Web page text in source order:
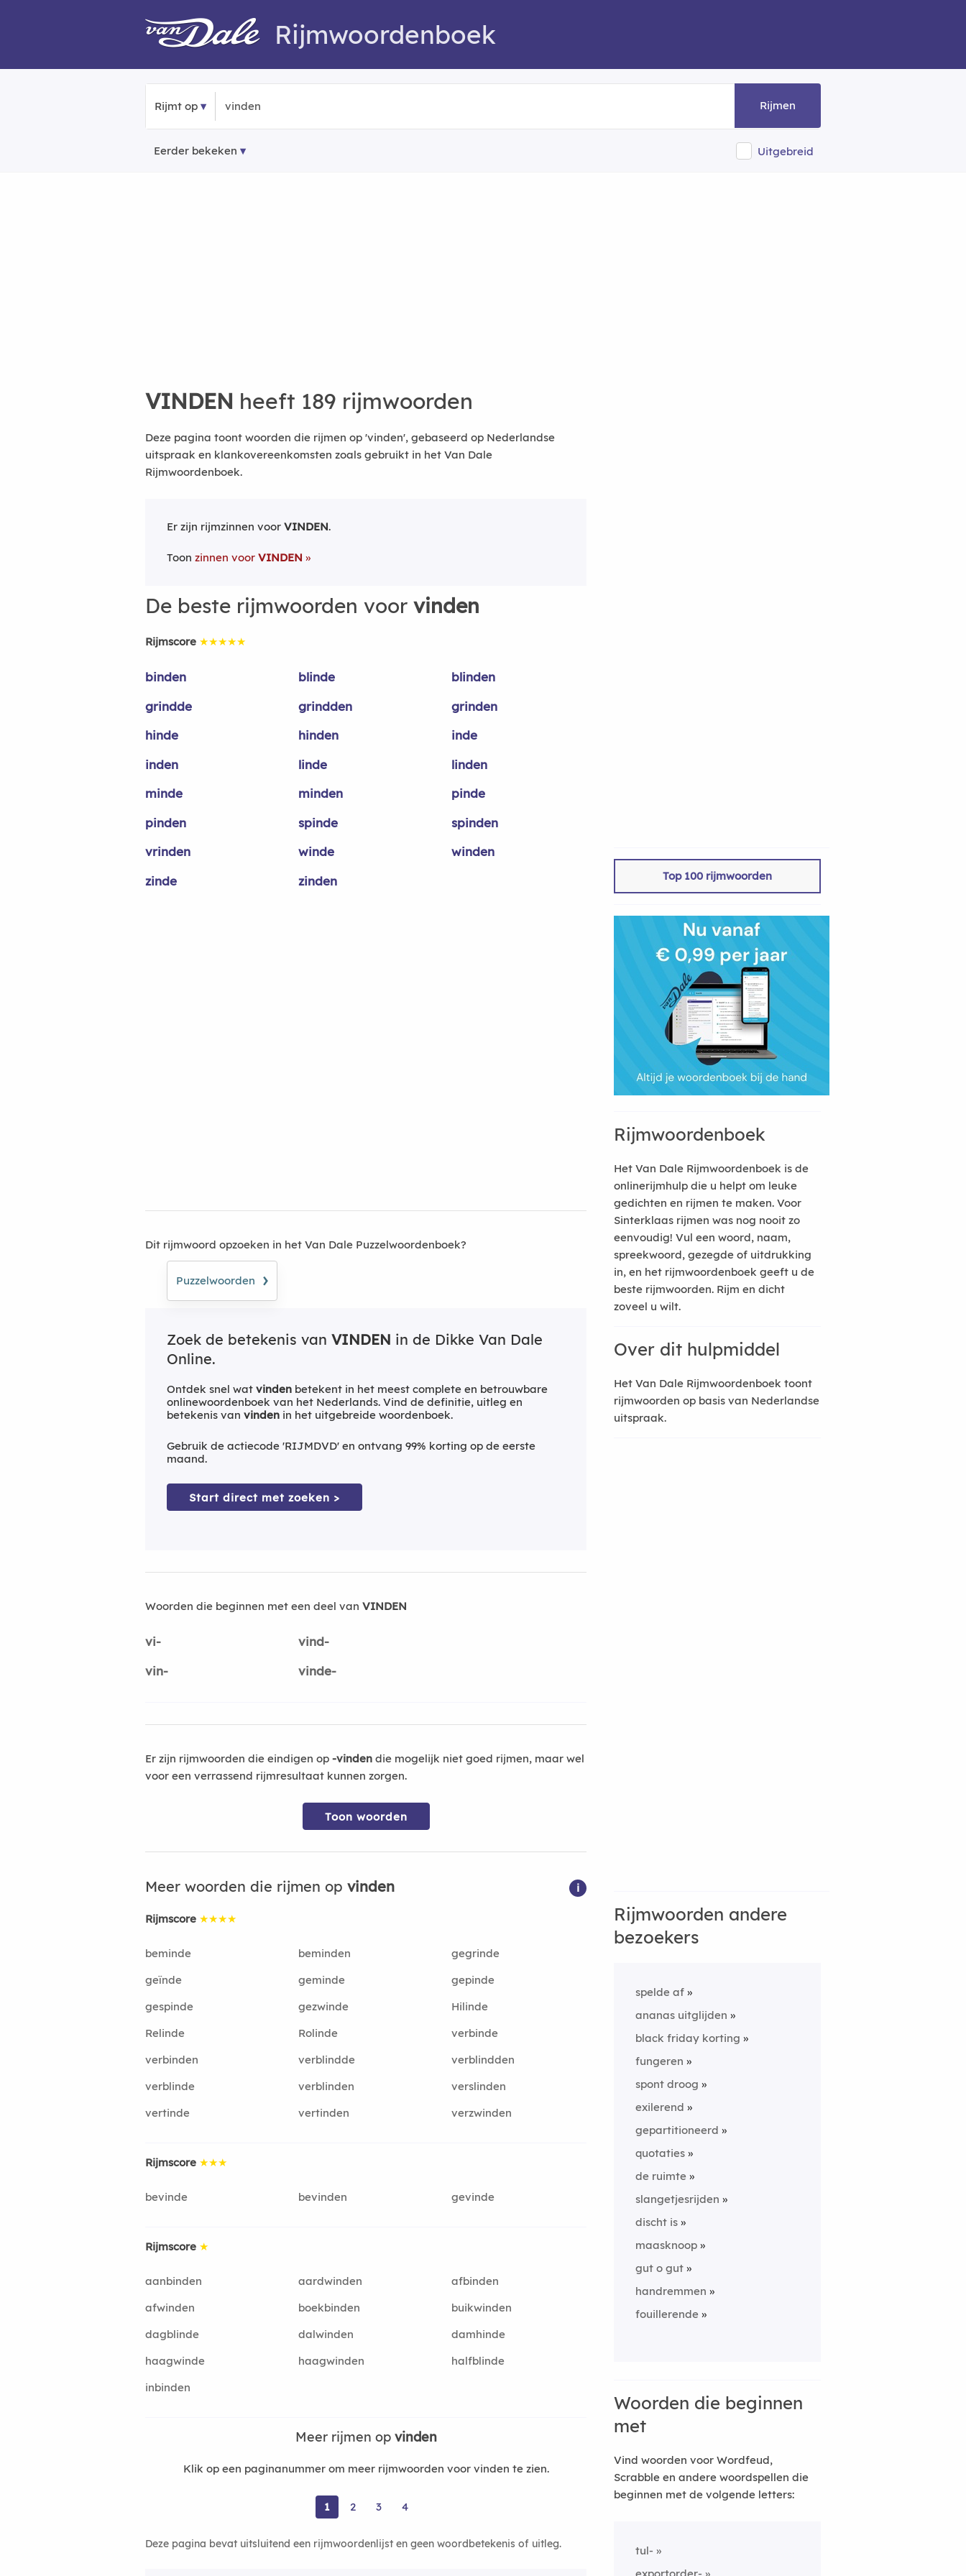
Rijmwoordenboek
Rijmt op Rijmen
Eerder bekeken Uitgebreid
VINDEN heeft 189 rijmwoorden
Deze pagina toont woorden die rijmen op 'vinden', gebaseerd op Nederlandse
uitspraak en klankovereenkomsten zoals gebruikt in het Van Dale
Rijmwoordenboek.
Er zijn rijmzinnen voor VINDEN.
Toon zinnen voor VINDEN
De beste rijmwoorden voor vinden
Rijmscore ★★★★★
binden blinde
blinden
grindde
grindden
grinden
hinde
hinden
inde
inden
linde
linden
minde
minden
pinde
pinden
spinde
spinden
vrinden
winde
winden
zinde
zinden
Dit rijmwoord opzoeken in het Van Dale Puzzelwoordenboek?
Puzzelwoorden ›
Zoek de betekenis van VINDEN in de Dikke Van Dale
Online.
Ontdek snel wat vinden betekent in het meest complete en betrouwbare
onlinewoordenboek van het Nederlands. Vind de definitie, uitleg en
betekenis van vinden in het uitgebreide woordenboek.
Gebruik de actiecode 'RIJMDVD' en ontvang 99% korting op de eerste
maand.
Start direct met zoeken >
Woorden die beginnen met een deel van VINDEN
vi-
vind-
vin-
vinde-
Er zijn rijmwoorden die eindigen op -vinden die mogelijk niet goed rijmen, maar wel
voor een verrassend rijmresultaat kunnen zorgen.
Toon woorden
Meer woorden die rijmen op vinden i
Rijmscore ★★★★
beminde beminden
gegrinde
geïnde
geminde
gepinde
gespinde
gezwinde
Hilinde
Relinde
Rolinde
verbinde
verbinden
verblindde
verblindden
verblinde
verblinden
verslinden
vertinde
vertinden verzwinden
Rijmscore ★★★
bevinde bevinden gevinde
Rijmscore ★
aanbinden aardwinden
afbinden
afwinden
boekbinden
buikwinden
dagblinde
dalwinden
damhinde
haagwinde
haagwinden
halfblinde
inbinden
Meer rijmen op vinden
Klik op een paginanummer om meer rijmwoorden voor vinden te zien.
1 2 3 4
Deze pagina bevat uitsluitend een rijmwoordenlijst en geen woordbetekenis of uitleg.
Top 100 rijmwoorden
Rijmwoordenboek
Het Van Dale Rijmwoordenboek is de
onlinerijmhulp die u helpt om leuke
gedichten en rijmen te maken. Voor
Sinterklaas rijmen was nog nooit zo
eenvoudig! Vul een woord, naam,
spreekwoord, gezegde of uitdrukking
in, en het rijmwoordenboek geeft u de
beste rijmwoorden. Rijm en dicht
zoveel u wilt.
Over dit hulpmiddel
Het Van Dale Rijmwoordenboek toont
rijmwoorden op basis van Nederlandse
uitspraak.
Rijmwoorden andere
bezoekers
spelde af
ananas uitglijden
black friday korting
fungeren
spont droog
exilerend
gepartitioneerd
quotaties
de ruimte
slangetjesrijden
discht is
maasknoop
gut o gut
handremmen
fouillerende
Woorden die beginnen
met
Vind woorden voor Wordfeud,
Scrabble en andere woordspellen die
beginnen met de volgende letters:
tul-